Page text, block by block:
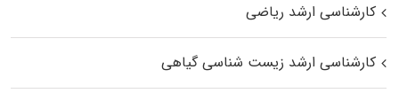
کارشناسی ارشد ریاضی
کارشناسی ارشد زیست‌ شناسی گیاهی